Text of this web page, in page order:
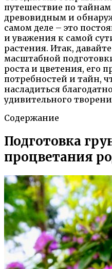
путешествие по
древовидным и
самом деле – это
и уважения к самой
растения. Итак,
масштабной
роста и цветения, его
потребностей и тайн,
насладиться
удивительного
Содержание
Подготовка
процветания